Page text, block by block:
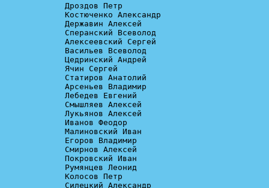
Дроздов Петр
Костюченко Александр
Державин Алексей
Сперанский Всеволод
Алексеевский Сергей
Васильев Всеволод
Цедринский Андрей
Ячин Сергей
Статиров Анатолий
Арсеньев Владимир
Лебедев Евгений
Смышляев Алексей
Лукьянов Алексей
Иванов Феодор
Малиновский Иван
Егоров Владимир
Смирнов Алексей
Покровский Иван
Румянцев Леонид
Колосов Петр
Силецкий Александр